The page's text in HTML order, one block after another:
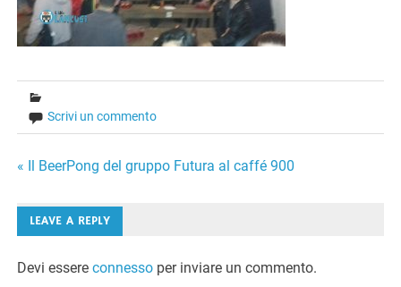
Scrivi un commento
Navigazione
articoli
« Il BeerPong del gruppo Futura al caffé 900
LEAVE A REPLY
Devi essereconnesso per inviare un commento.